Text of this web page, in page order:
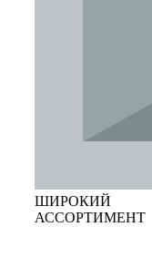
ШИРОКИЙ
АССОРТИМЕНТ